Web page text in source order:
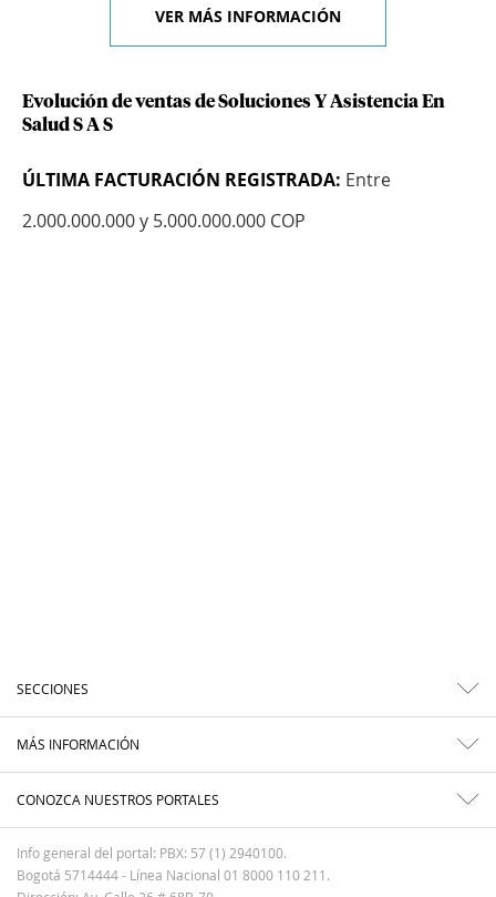
VER MÁS INFORMACIÓN
Evolución de ventas de Soluciones Y Asistencia En
Salud S A S
ÚLTIMA FACTURACIÓN REGISTRADA: Entre
2.000.000.000 y 5.000.000.000 COP
SECCIONES
MÁS INFORMACIÓN
CONOZCA NUESTROS PORTALES
Info general del portal: PBX: 57 (1) 2940100.
Bogotá 5714444 - Línea Nacional 01 8000 110 211.